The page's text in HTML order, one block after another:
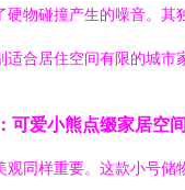
硬物碰撞产生的噪音。其
适合居住空间有限的城市
可爱小熊点缀家居空间
观同样重要。这款小号